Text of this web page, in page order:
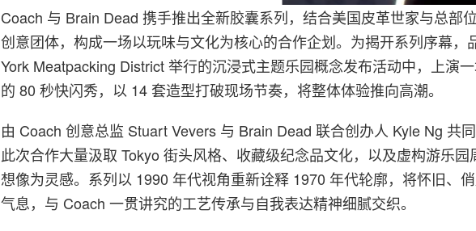
Coach 与 Brain Dead 携手推出全新胶囊系列，结合美国皮革世家与总部
创意团体，构成一场以玩味与文化为核心的合作企划。为揭开系列序幕，
York Meatpacking District 举行的沉浸式主题乐园概念发布活动中，上演
的 80 秒快闪秀，以 14 套造型打破现场节奏，将整体体验推向高潮。
由 Coach 创意总监 Stuart Vevers 与 Brain Dead 联合创办人 Kyle Ng 共
此次合作大量汲取 Tokyo 街头风格、收藏级纪念品文化，以及虚构游乐园
想像为灵感。系列以 1990 年代视角重新诠释 1970 年代轮廓，将怀旧、
气息，与 Coach 一贯讲究的工艺传承与自我表达精神细腻交织。